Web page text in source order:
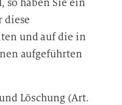
so haben Sie ein
diese
und auf die in
aufgeführten
Löschung (Art.